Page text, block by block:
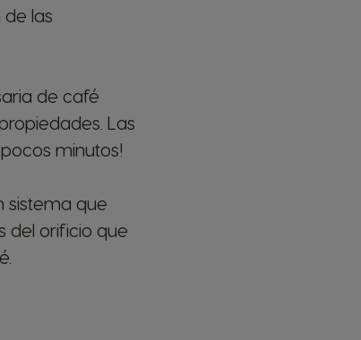
las
de café
Las
minutos!
sistema que
del orificio que